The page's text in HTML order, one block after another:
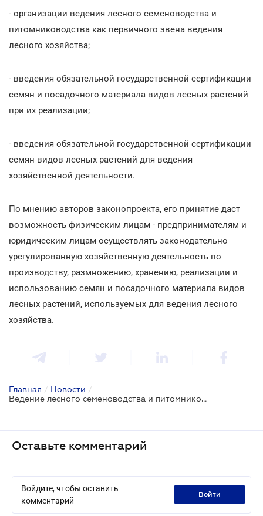
- организации ведения лесного семеноводства и
питомниководства как первичного звена ведения
лесного хозяйства;
- введения обязательной государственной сертификации
семян и посадочного материала видов лесных растений
при их реализации;
- введения обязательной государственной сертификации
семян видов лесных растений для ведения
хозяйственной деятельности.
По мнению авторов законопроекта, его принятие даст
возможность физическим лицам - предпринимателям и
юридическим лицам осуществлять законодательно
урегулированную хозяйственную деятельность по
производству, размножению, хранению, реализации и
использованию семян и посадочного материала видов
лесных растений, используемых для ведения лесного
хозяйства.
Главная / Новости /
Ведение лесного семеноводства и питомниководства
Оставьте комментарий
Войдите, чтобы оставить
комментарий
войти